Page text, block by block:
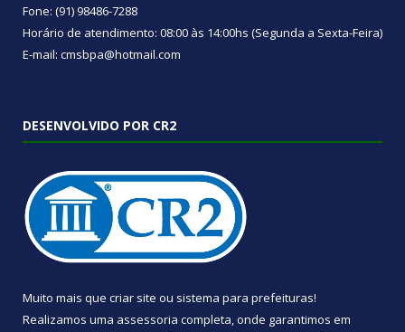
Fone: (91) 98486-7288
Horário de atendimento: 08:00 às 14:00hs (Segunda a Sexta-Feira)
E-mail: cmsbpa@hotmail.com
DESENVOLVIDO POR CR2
Muito mais que criar site ou sistema para prefeituras!
Realizamos uma assessoria completa, onde garantimos em